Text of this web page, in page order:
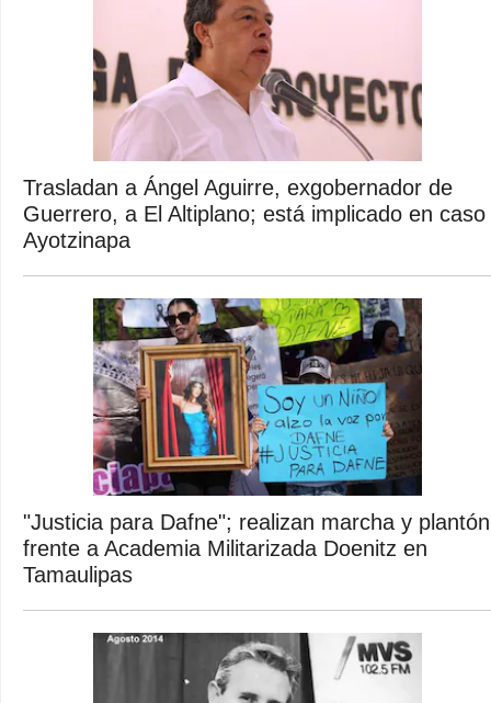
Trasladan a Ángel Aguirre, exgobernador de
Guerrero, a El Altiplano; está implicado en caso
Ayotzinapa
"Justicia para Dafne"; realizan marcha y plantón
frente a Academia Militarizada Doenitz en
Tamaulipas